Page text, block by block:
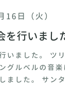
日（火）
を行いまし
いました。 ツ
グルベルの音
ました。 サン